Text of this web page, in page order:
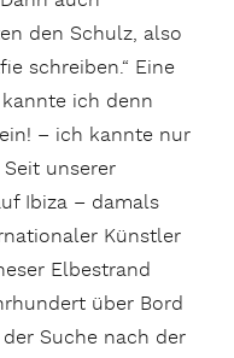
den Schulz, also
schreiben.“ Eine
ich denn
– ich kannte nur
unserer
Ibiza – damals
Künstler
Elbestrand
über Bord
Suche nach der